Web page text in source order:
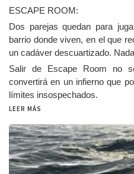
ESCAPE ROOM:
Dos parejas quedan para
barrio donde viven, en el que
un cadáver descuartizado.
Salir de Escape Room no
convertirá en un infierno que
límites insospechados.
LEER MÁS